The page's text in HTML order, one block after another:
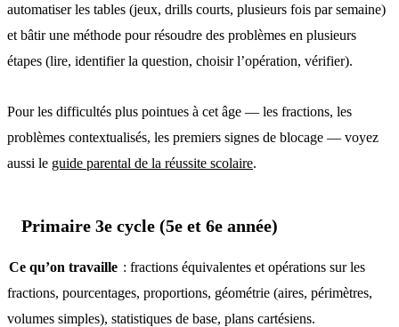
automatiser les tables (jeux, drills courts, plusieurs fois par semaine)
et bâtir une méthode pour résoudre des problèmes en plusieurs
étapes (lire, identifier la question, choisir l’opération, vérifier).
Pour les difficultés plus pointues à cet âge — les fractions, les
problèmes contextualisés, les premiers signes de blocage — voyez
aussi le guide parental de la réussite scolaire.
Primaire 3e cycle (5e et 6e année)
Ce qu’on travaille : fractions équivalentes et opérations sur les
fractions, pourcentages, proportions, géométrie (aires, périmètres,
volumes simples), statistiques de base, plans cartésiens.